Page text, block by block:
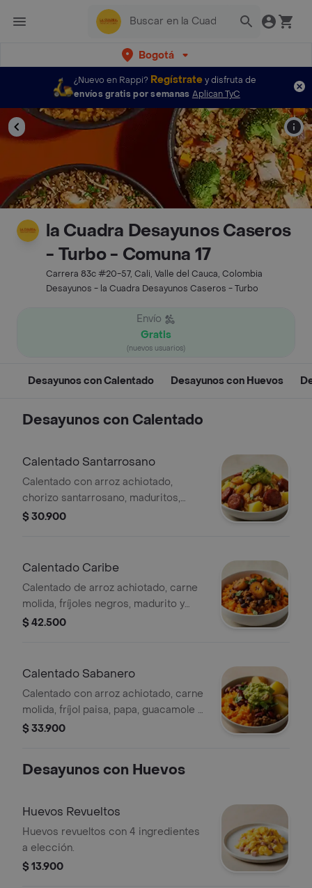
Bogotá
¿Nuevo en Rappi? Regístratey disfruta de
envíos gratis por semanas Aplican TyC
la Cuadra Desayunos Caseros
- Turbo - Comuna 17
Carrera 83c #20-57, Cali, Valle del Cauca, Colombia
Desayunos - la Cuadra Desayunos Caseros - Turbo
Envío
Gratis
(nuevos usuarios)
Desayunos con Calentado Desayunos con Huevos
Desayunos con Calentado
Calentado Santarrosano
Calentado con arroz achiotado,
chorizo santarrosano, maduritos,
papa, guacamole y cilantro.
$ 30.900
Calentado Caribe
Calentado de arroz achiotado, carne
molida, fríjoles negros, madurito y
cilantro.
$ 42.500
Calentado Sabanero
Calentado con arroz achiotado, carne
molida, fríjol paisa, papa, guacamole y
cilantro.
$ 33.900
Desayunos con Huevos
Huevos Revueltos
Huevos revueltos con 4 ingredientes
a elección.
$ 13.900